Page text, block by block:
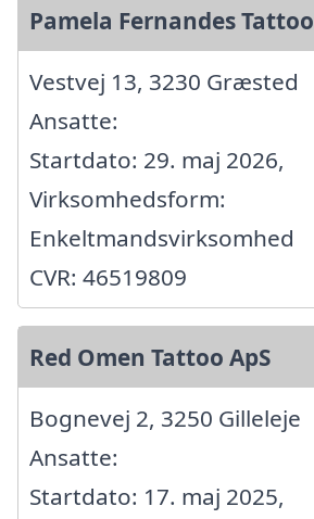
Pamela Fernandes Tattoo
Vestvej 13, 3230 Græsted
Ansatte:
Startdato: 29. maj 2026,
Virksomhedsform:
Enkeltmandsvirksomhed
CVR: 46519809
Red Omen Tattoo ApS
Bognevej 2, 3250 Gilleleje
Ansatte:
Startdato: 17. maj 2025,